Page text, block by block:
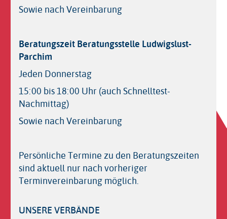
Sowie nach Vereinbarung
Beratungszeit Beratungsstelle Ludwigslust-
Parchim
Jeden Donnerstag
15:00 bis 18:00 Uhr (auch Schnelltest-
Nachmittag)
Sowie nach Vereinbarung
Persönliche Termine zu den Beratungszeiten
sind aktuell nur nach vorheriger
Terminvereinbarung möglich.
UNSERE VERBÄNDE